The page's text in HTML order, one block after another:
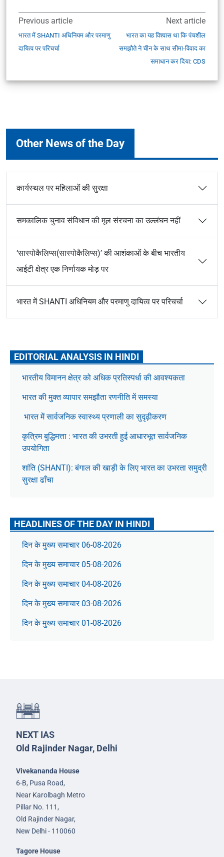
Previous article
भारत में SHANTI अधिनियम और परमाणु
दायित्व पर परिचर्चा
Next article
भारत का यह विश्वास था कि पंचशील
समझौते ने चीन के साथ सीमा-विवाद का
समाधान कर दिया: CDS
Other News of the Day
कार्यस्थल पर महिलाओं की सुरक्षा
समकालिक चुनाव संविधान की मूल संरचना का उल्लंघन नहीं
‘सास्पोकैलिप्स(सास्पोकैलिप्स)’ की आशंकाओं के बीच भारतीय
आईटी क्षेत्र एक निर्णायक मोड़ पर
भारत में SHANTI अधिनियम और परमाणु दायित्व पर परिचर्चा
EDITORIAL ANALYSIS IN HINDI
भारतीय विमानन क्षेत्र को अधिक प्रतिस्पर्धा की आवश्यकता
भारत की मुक्त व्यापार समझौता रणनीति में समस्या
भारत में सार्वजनिक स्वास्थ्य प्रणाली का सुदृढ़ीकरण
कृत्रिम बुद्धिमत्ता : भारत की उभरती हुई आधारभूत सार्वजनिक
उपयोगिता
शांति (SHANTI): बंगाल की खाड़ी के लिए भारत का उभरता समुद्री
सुरक्षा ढाँचा
HEADLINES OF THE DAY IN HINDI
दिन के मुख्य समाचार 06-08-2026
दिन के मुख्य समाचार 05-08-2026
दिन के मुख्य समाचार 04-08-2026
दिन के मुख्य समाचार 03-08-2026
दिन के मुख्य समाचार 01-08-2026
NEXT IAS
Old Rajinder Nagar, Delhi
Vivekananda House
6-B, Pusa Road,
Near Karolbagh Metro
Pillar No. 111,
Old Rajinder Nagar,
New Delhi - 110060
Tagore House